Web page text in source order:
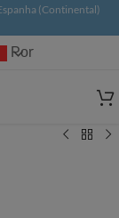
(Continental)
Português